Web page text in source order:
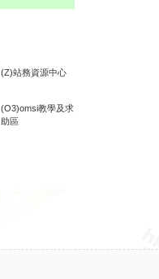
(Z)站務資源中心
(O3)omsi教學及求
助區